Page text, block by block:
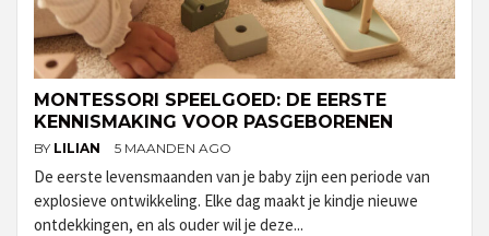
MONTESSORI SPEELGOED: DE EERSTE
KENNISMAKING VOOR PASGEBORENEN
BY LILIAN 5 MAANDEN AGO
De eerste levensmaanden van je baby zijn een periode van
explosieve ontwikkeling. Elke dag maakt je kindje nieuwe
ontdekkingen, en als ouder wil je deze...